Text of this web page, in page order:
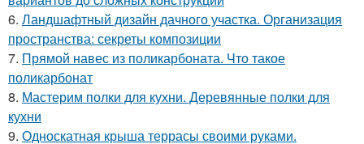
6. Ландшафтный дизайн дачного участка. Организация
пространства: секреты композиции
7. Прямой навес из поликарбоната. Что такое
поликарбонат
8. Мастерим полки для кухни. Деревянные полки для
кухни
9. Односкатная крыша террасы своими руками.